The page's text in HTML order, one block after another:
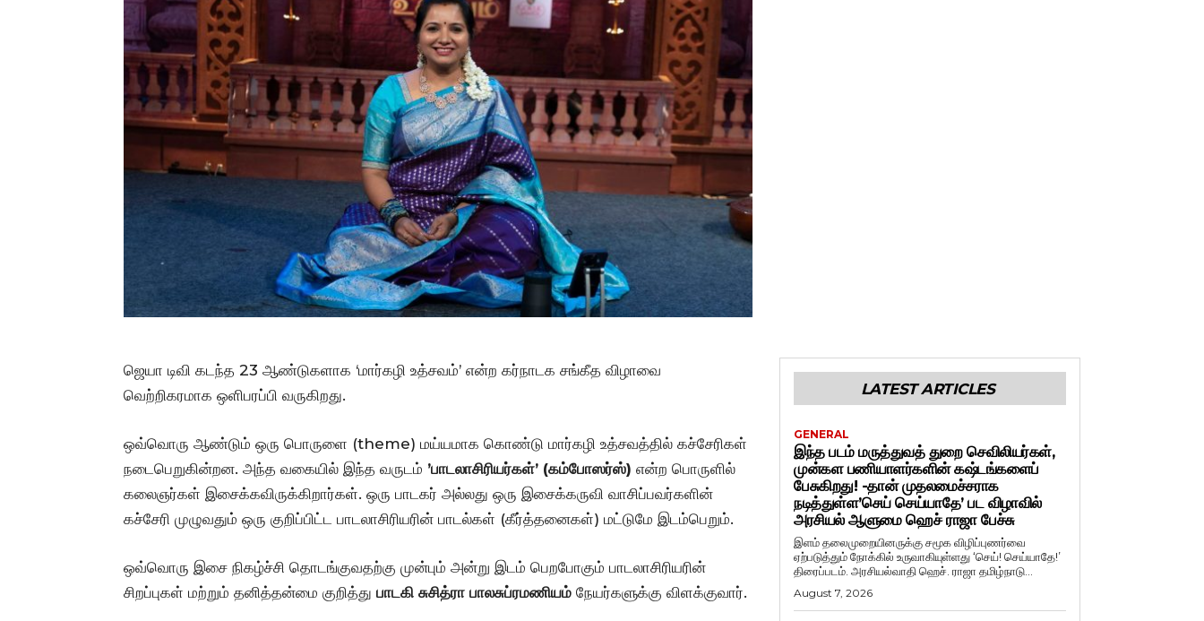
ஜெயா டிவி கடந்த 23 ஆண்டுகளாக ‘மார்கழி உத்சவம்’ என்ற கர்நாடக சங்கீத விழாவை
வெற்றிகரமாக ஒளிபரப்பி வருகிறது.
ஒவ்வொரு ஆண்டும் ஒரு பொருளை (theme) மய்யமாக கொண்டு மார்கழி உத்சவத்தில் கச்சேரிகள்
நடைபெறுகின்றன. அந்த வகையில் இந்த வருடம் ’பாடலாசிரியர்கள்’ (கம்போஸர்ஸ்) என்ற பொருளில்
கலைஞர்கள் இசைக்கவிருக்கிறார்கள். ஒரு பாடகர் அல்லது ஒரு இசைக்கருவி வாசிப்பவர்களின்
கச்சேரி முழுவதும் ஒரு குறிப்பிட்ட பாடலாசிரியரின் பாடல்கள் (கீர்த்தனைகள்) மட்டுமே இடம்பெறும்.
ஒவ்வொரு இசை நிகழ்ச்சி தொடங்குவதற்கு முன்பும் அன்று இடம் பெறபோகும் பாடலாசிரியரின்
சிறப்புகள் மற்றும் தனித்தன்மை குறித்து பாடகி சுசித்ரா பாலசுப்ரமணியம் நேயர்களுக்கு விளக்குவார்.
LATEST ARTICLES
GENERAL
இந்த படம் மருத்துவத் துறை செவிலியர்கள்,
முன்கள பணியாளர்களின் கஷ்டங்களைப்
பேசுகிறது! -தான் முதலமைச்சராக
நடித்துள்ள’செய் செய்யாதே’ பட விழாவில்
அரசியல் ஆளுமை ஹெச் ராஜா பேச்சு
இளம் தலைமுறையினருக்கு சமூக விழிப்புணர்வை
ஏற்படுத்தும் நோக்கில் உருவாகியுள்ளது ‘செய்! செய்யாதே!’
திரைப்படம். அரசியல்வாதி ஹெச். ராஜா தமிழ்நாடு...
August 7, 2026